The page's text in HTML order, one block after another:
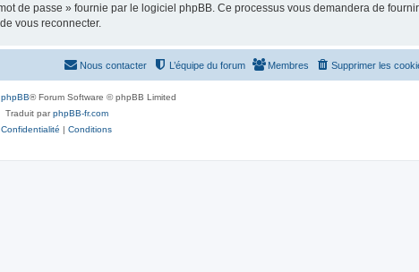
de passe » fournie par le logiciel phpBB. Ce processus vous demandera de
vous reconnecter.
Supprimer les
Membres
L’équipe du forum
Nous contacter
phpBB® Forum Software © phpBB Limited
Traduit parphpBB-fr.com
Confidentialité | Conditions